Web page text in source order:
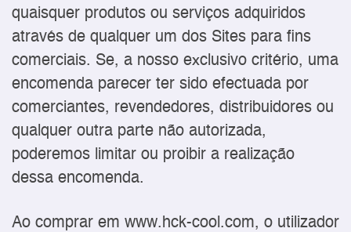
quaisquer produtos ou serviços adquiridos
através de qualquer um dos Sites para fins
comerciais. Se, a nosso exclusivo critério, uma
encomenda parecer ter sido efectuada por
comerciantes, revendedores, distribuidores ou
qualquer outra parte não autorizada,
poderemos limitar ou proibir a realização
dessa encomenda.
Ao comprar em www.hck-cool.com, o utilizador